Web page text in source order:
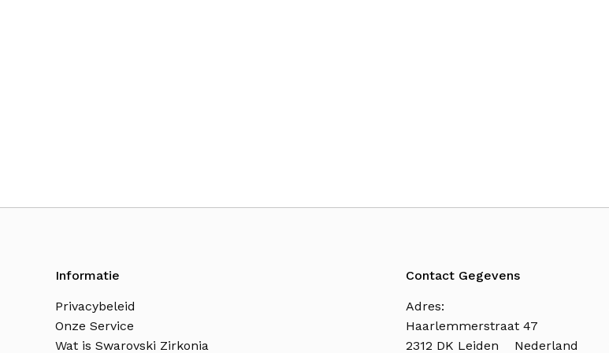
Informatie
Privacybeleid
Onze Service
Wat is Swarovski Zirkonia
Contact Gegevens
Adres:
Haarlemmerstraat 47
2312 DK Leiden Nederland